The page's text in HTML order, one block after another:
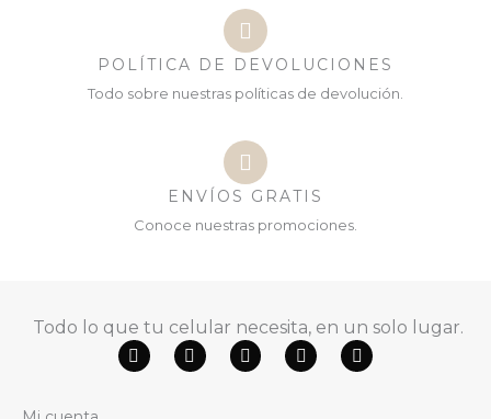
POLÍTICA DE DEVOLUCIONES
Todo sobre nuestras políticas de devolución.
ENVÍOS GRATIS
Conoce nuestras promociones.
Todo lo que tu celular necesita, en un solo lugar.
F
a
Y
o
W
h
T
i
I
n